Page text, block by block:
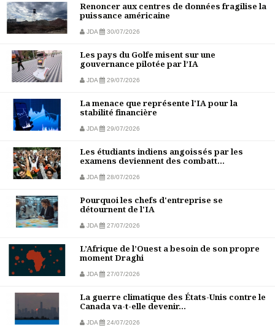
Renoncer aux centres de données fragilise la
puissance américaine
JDA 30/07/2026
Les pays du Golfe misent sur une
gouvernance pilotée par l’IA
JDA 29/07/2026
La menace que représente l'IA pour la
stabilité financière
JDA 29/07/2026
Les étudiants indiens angoissés par les
examens deviennent des combatt...
JDA 28/07/2026
Pourquoi les chefs d'entreprise se
détournent de l'IA
JDA 27/07/2026
L’Afrique de l’Ouest a besoin de son propre
moment Draghi
JDA 27/07/2026
La guerre climatique des États-Unis contre le
Canada va-t-elle devenir...
JDA 24/07/2026